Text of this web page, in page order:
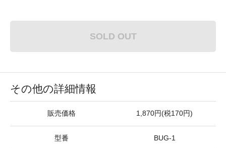
SOLD OUT
その他の詳細情報
販売価格 1,870円(税170円)
型番 BUG-1